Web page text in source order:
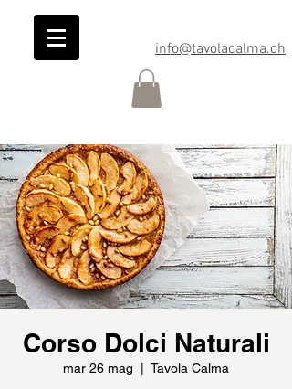
info@tavolacalma.ch
Corso Dolci Naturali
mar 26 mag Tavola Calma